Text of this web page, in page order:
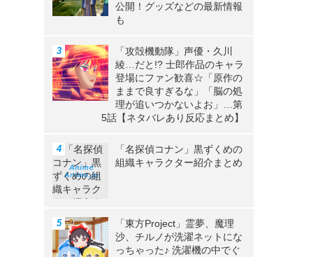
公開！グッズなどの最新情報
も
「攻殻機動隊」声優・久川
綾…だと!? 士郎作品のキャラ
登場にファン歓喜☆「原作の
ままで良すぎるな」「脳の処
理が追いつかないよお」…第
5話【ネタバレあり反応まとめ】
「名探偵コナン」黒ずくめの
組織キャラクター紹介まとめ
「東方Project」霊夢、魔理
沙、チルノが洗濯ネットにな
っちゃった♪ 洗濯機の中でぐ